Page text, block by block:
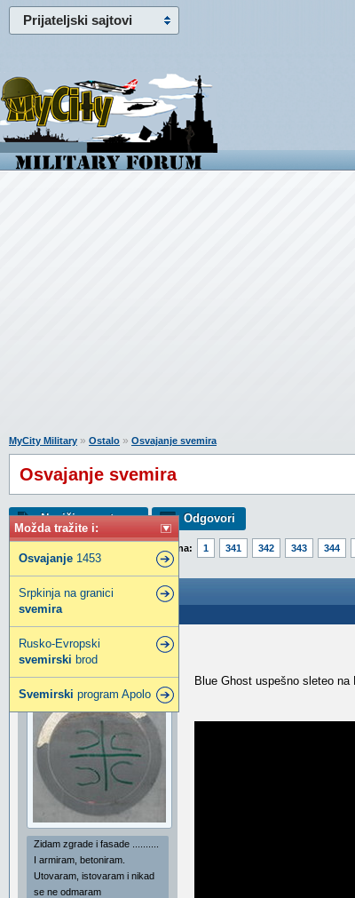
Prijateljski sajtovi
Možda tražite i:
Osvajanje 1453
Srpkinja na granici
svemira
Rusko-Evropski
svemirski brod
Svemirski program Apolo
MyCity Military » Ostalo » Osvajanje svemira
Osvajanje svemira
Napiši novu temu Odgovori
Strana: 1 341 342 343 344
Osvajanje svemira
Poslao: 19 Mar 2025 08:27
Mixelotti
Zidam zgrade i fasade ..........
I armiram, betoniram.
Utovaram, istovaram i nikad
se ne odmaram
Blue Ghost uspešno sleteo